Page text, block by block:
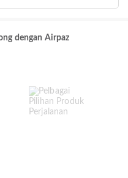
dengan Airpaz